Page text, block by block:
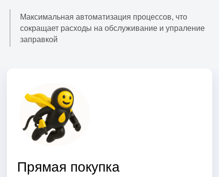
Максимальная автоматизация процессов, что
сокращает расходы на обслуживание и упраление
заправкой
Стоимость наших
автоматизированных АЗС в 5 раз
ниже, чем строительство
стационарных заправок.